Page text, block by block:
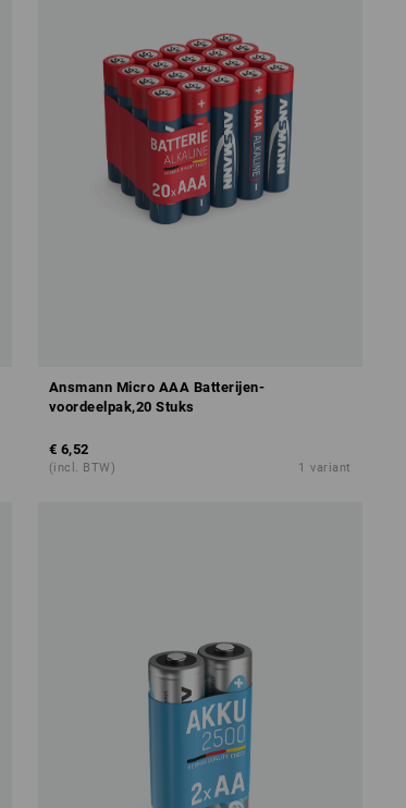
Ansmann Micro AAA Batterijen-
voordeelpak,20 Stuks
€ 6,52
(incl. BTW) 1 variant